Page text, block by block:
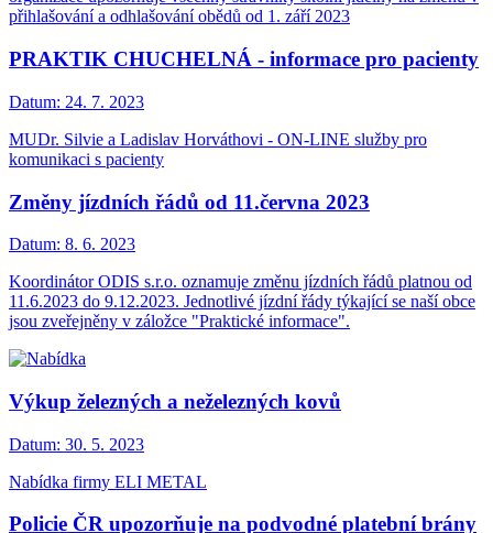
přihlašování a odhlašování obědů od 1. září 2023
PRAKTIK CHUCHELNÁ - informace pro pacienty
Datum: 24. 7. 2023
MUDr. Silvie a Ladislav Horváthovi - ON-LINE služby pro
komunikaci s pacienty
Změny jízdních řádů od 11.června 2023
Datum: 8. 6. 2023
Koordinátor ODIS s.r.o. oznamuje změnu jízdních řádů platnou od
11.6.2023 do 9.12.2023. Jednotlivé jízdní řády týkající se naší obce
jsou zveřejněny v záložce "Praktické informace".
Výkup železných a neželezných kovů
Datum: 30. 5. 2023
Nabídka firmy ELI METAL
Policie ČR upozorňuje na podvodné platební brány